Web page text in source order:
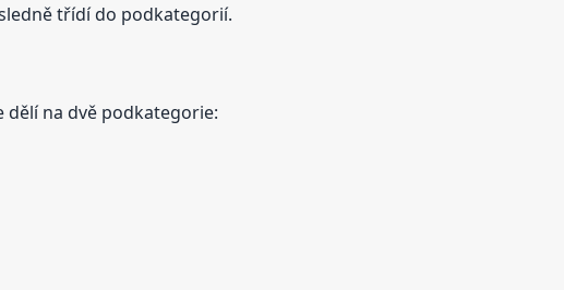
třídí do podkategorií.
dělí na dvě podkategorie: